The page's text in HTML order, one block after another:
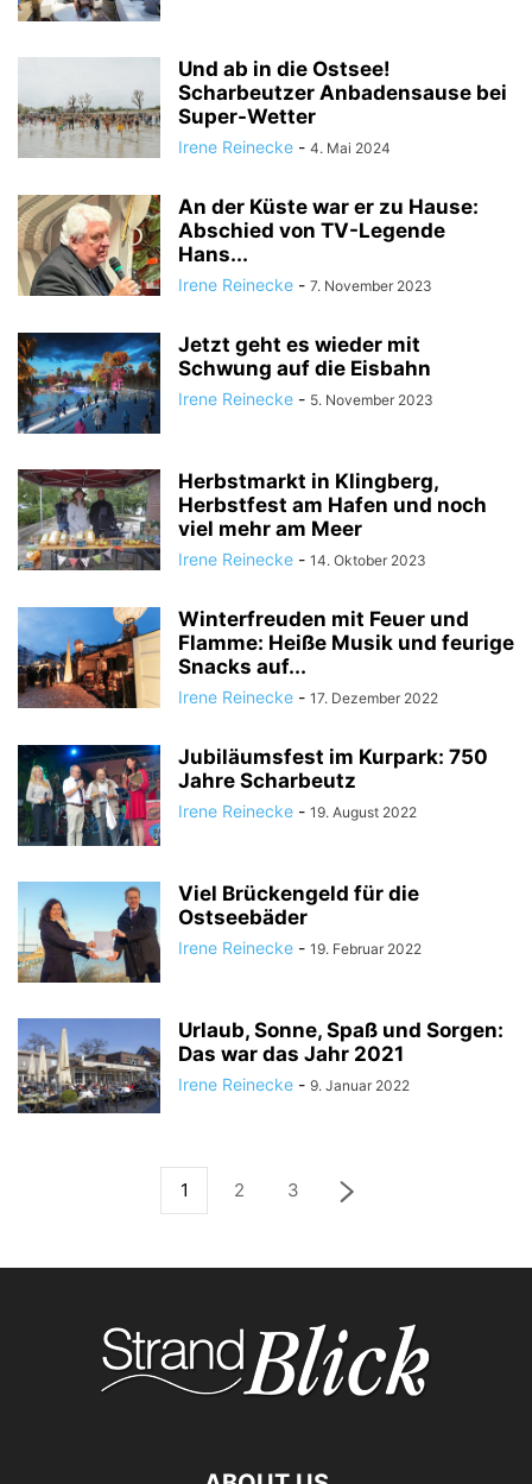
Und ab in die Ostsee!
Scharbeutzer Anbadensause bei
Super-Wetter
Irene Reinecke - 4. Mai 2024
An der Küste war er zu Hause:
Abschied von TV-Legende
Hans...
Irene Reinecke - 7. November 2023
Jetzt geht es wieder mit
Schwung auf die Eisbahn
Irene Reinecke - 5. November 2023
Herbstmarkt in Klingberg,
Herbstfest am Hafen und noch
viel mehr am Meer
Irene Reinecke - 14. Oktober 2023
Winterfreuden mit Feuer und
Flamme: Heiße Musik und feurige
Snacks auf...
Irene Reinecke - 17. Dezember 2022
Jubiläumsfest im Kurpark: 750
Jahre Scharbeutz
Irene Reinecke - 19. August 2022
Viel Brückengeld für die
Ostseebäder
Irene Reinecke - 19. Februar 2022
Urlaub, Sonne, Spaß und Sorgen:
Das war das Jahr 2021
Irene Reinecke - 9. Januar 2022
1 2 3